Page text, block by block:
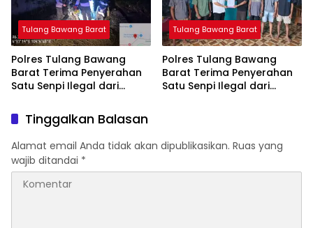
Tulang Bawang Barat
Polres Tulang Bawang
Barat Terima Penyerahan
Satu Senpi Ilegal dari
Tulang Bawang Barat
Polres Tulang Bawang
Barat Terima Penyerahan
Satu Senpi Ilegal dari
Tinggalkan Balasan
Alamat email Anda tidak akan dipublikasikan. Ruas yang
wajib ditandai *